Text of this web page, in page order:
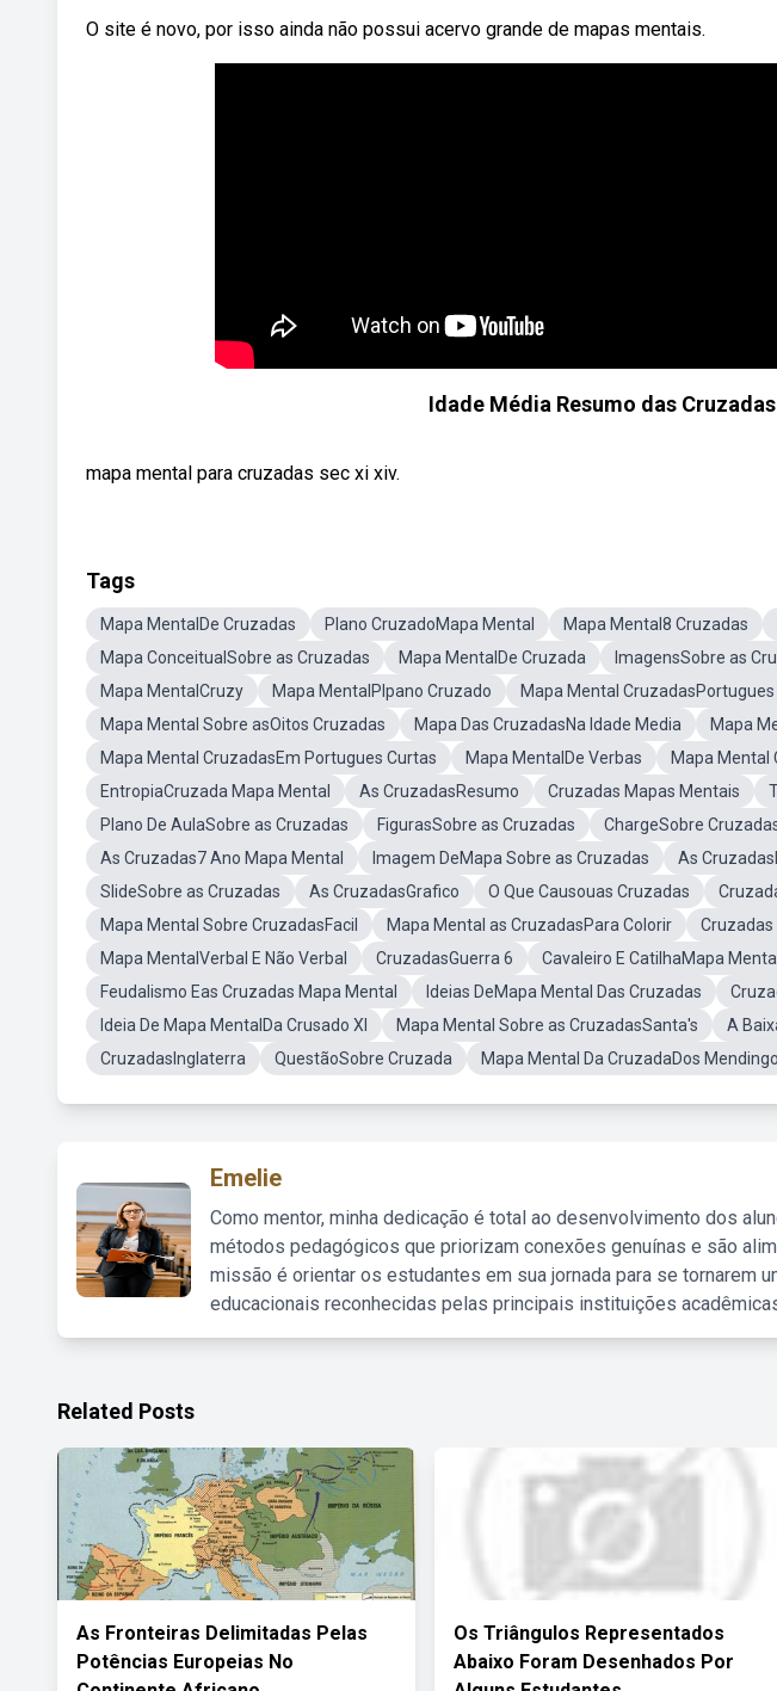
O site é novo, por isso ainda não possui acervo grande de mapas mentais.
Idade Média Resumo das Cruzadas
mapa mental para cruzadas sec xi xiv.
Tags
Mapa MentalDe Cruzadas Plano CruzadoMapa Mental Mapa Mental8 Cruzadas
Mapa ConceitualSobre as Cruzadas
Mapa MentalDe Cruzada ImagensSobre as
Mapa MentalCruzy
Mapa MentalPlpano Cruzado Mapa Mental CruzadasPortugues
Mapa Mental Sobre asOitos Cruzadas
Mapa Das CruzadasNa Idade Media
Mapa
Mapa Mental CruzadasEm Portugues Curtas
Mapa MentalDe Verbas
Mapa Mental
EntropiaCruzada Mapa Mental
As CruzadasResumo Cruzadas Mapas Mentais
Plano De AulaSobre as Cruzadas
FigurasSobre as Cruzadas ChargeSobre
As Cruzadas7 Ano Mapa Mental
Imagem DeMapa Sobre as Cruzadas As
SlideSobre as Cruzadas
As CruzadasGrafico O Que Causouas Cruzadas
Mapa Mental Sobre CruzadasFacil
Mapa Mental as CruzadasPara Colorir
Cruzadas
Mapa MentalVerbal E Não Verbal
CruzadasGuerra 6
Cavaleiro E CatilhaMapa Mental
Feudalismo Eas Cruzadas Mapa Mental
Ideias DeMapa Mental Das Cruzadas
Ideia De Mapa MentalDa Crusado XI
Mapa Mental Sobre as CruzadasSanta's
A
CruzadasInglaterra
QuestãoSobre Cruzada Mapa Mental Da CruzadaDos
Emelie
Como mentor, minha dedicação é total ao desenvolvimento dos
métodos pedagógicos que priorizam conexões genuínas e são
missão é orientar os estudantes em sua jornada para se tornarem
educacionais reconhecidas pelas principais instituições
Related Posts
As Fronteiras Delimitadas Pelas
Potências Europeias No
Os Triângulos Representados
Abaixo Foram Desenhados Por